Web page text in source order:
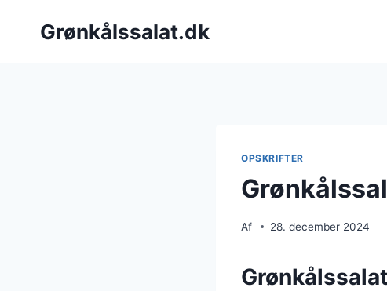
Grønkålssalat.dk
OPSKRIFTER
Af 28. december 2024